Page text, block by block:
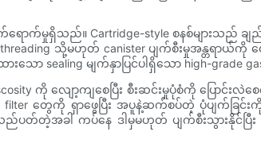
မှုရှိသည်။ Cartridge-style စနစ်များသည် ချည်မျှ
သို့မဟုတ် canister ပျက်စီးမှုအန္တရာယ်ကို လ
ားသော sealing မျက်နှာပြင်ပါရှိသော high-
ကို လျော့ကျစေပြီး စီးဆင်းမှုပုံစံကို ပြောင်းလဲစေ
တွေကို ရှာဖွေပြီး အပူနဲ့ဆက်စပ်တဲ့ ပုံပျက်ခြင်းကို
ခါ ကပ်နေ ဒါမှမဟုတ် ပျက်စီးသွားနိုင်ပြီး န